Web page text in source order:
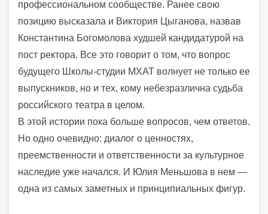
профессиональном сообществе. Ранее свою
позицию высказала и Виктория Цыганова, назвав
Константина Богомолова худшей кандидатурой на
пост ректора. Все это говорит о том, что вопрос
будущего Школы-студии МХАТ волнует не только ее
выпускников, но и тех, кому небезразлична судьба
российского театра в целом.
В этой истории пока больше вопросов, чем ответов.
Но одно очевидно: диалог о ценностях,
преемственности и ответственности за культурное
наследие уже начался. И Юлия Меньшова в нем —
одна из самых заметных и принципиальных фигур.